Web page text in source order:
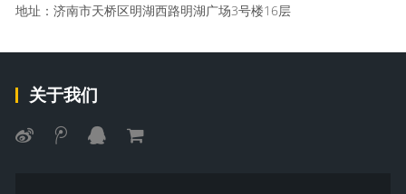
地址：济南市天桥区明湖西路明湖广场3号楼16层
关于我们